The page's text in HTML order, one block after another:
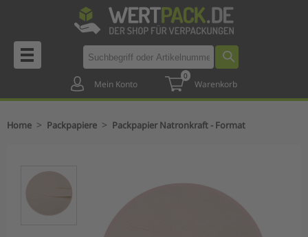
Mein Konto
0
Warenkorb
Home > Packpapiere > Packpapier Natronkraft - Format